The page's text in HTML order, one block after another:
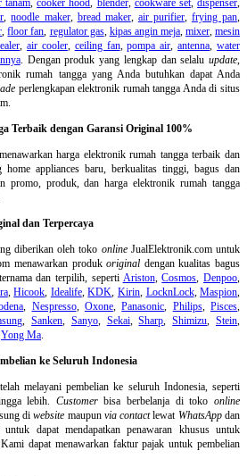
,noodle maker, bread maker, air purifier, frying pan
,floor fan regulator gas, kipas angin meja, mixer,mesin
,air cooler, ceiling fan,pompa air ,antenna ,water
. Dengan produk yang lengkap dan selalu update
rumah tangga yang Anda butuhkan dapat Anda
perlengkapan elektronik rumah tangga Anda di situs
Terbaik dengan Garansi Original 100%
harga elektronik rumah tangga terbaik dan
home appliances baru, berkualitas tinggi, bagus dan
promo, produk, dan harga elektronik rumah tangga
dan Terpercaya
diberikan oleh toko onlineJualElektronik.com untuk
menawarkan produkoriginal dengan kualitas bagus
dan terpilih, seperti Ariston,Cosmos ,Denpoo
,Hicook Idealife,KDK Kirin, LocknLock,Maspion
Nespresso, Oxone,Panasonic Philips, Pisces
,Sanken Sanyo, Sekai,Sharp ,Shimizu ,Stein
Yong Ma
ke Seluruh Indonesia
melayani pembelian ke seluruh Indonesia, seperti
lebih. Customerbisa berbelanja di tokoonline
diwebsite maupun via contactlewat WhatsAppdan
dapat mendapatkan penawaran khusus untuk
dapat menawarkan faktur pajak untuk pembelian